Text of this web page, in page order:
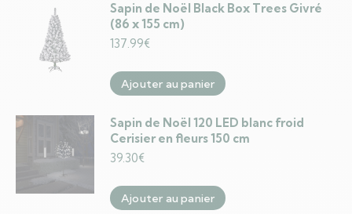
Sapin de Noël Black Box Trees Givré
(86 x 155 cm)
137.99€
Ajouter au panier
Sapin de Noël 120 LED blanc froid
Cerisier en fleurs 150 cm
39.30€
Ajouter au panier